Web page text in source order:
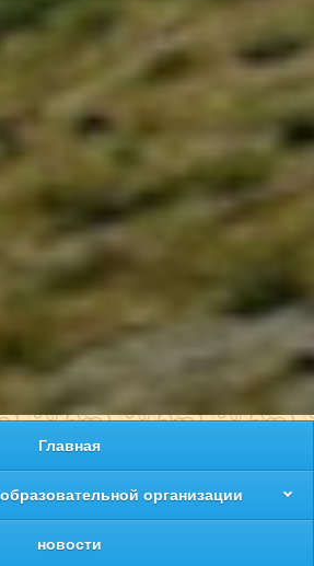
Главная
организации
новости